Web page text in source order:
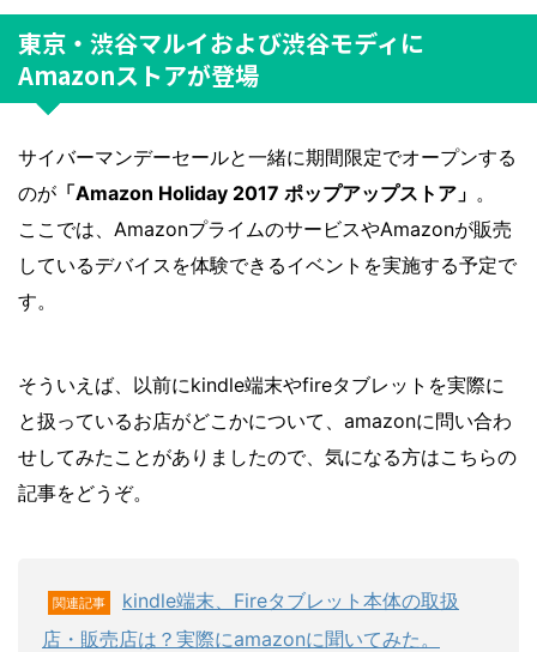
東京・渋谷マルイおよび渋谷モディに
Amazonストアが登場
サイバーマンデーセールと一緒に期間限定でオープンする
のが 「Amazon Holiday 2017 ポップアップストア」 。
ここでは、AmazonプライムのサービスやAmazonが販売
しているデバイスを体験できるイベントを実施する予定で
す。
そういえば、以前にkindle端末やfireタブレットを実際に
と扱っているお店がどこかについて、amazonに問い合わ
せしてみたことがありましたので、気になる方はこちらの
記事をどうぞ。
関連記事
kindle端末、Fireタブレット本体の取扱
店・販売店は？実際にamazonに聞いてみた。